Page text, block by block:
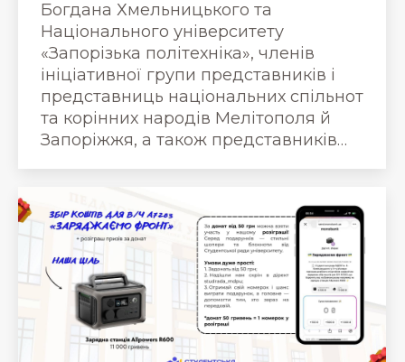
Богдана Хмельницького та
Національного університету
«Запорізька політехніка», членів
ініціативної групи представників і
представниць національних спільнот
та корінних народів Мелітополя й
Запоріжжя, а також представників…